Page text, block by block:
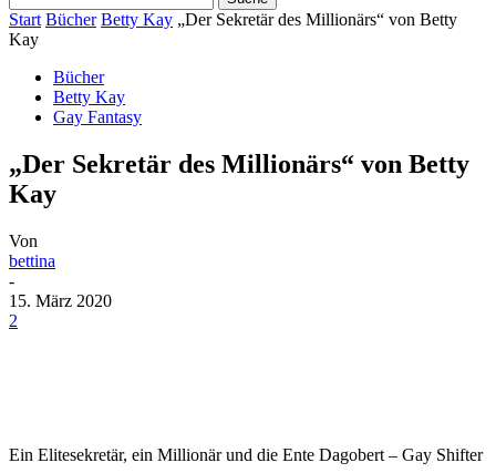
Start Bücher Betty Kay „Der Sekretär des Millionärs“ von Betty
Kay
Bücher
Betty Kay
Gay Fantasy
„Der Sekretär des Millionärs“ von Betty
Kay
Von
bettina
-
15. März 2020
2
Ein Elitesekretär, ein Millionär und die Ente Dagobert – Gay Shifter